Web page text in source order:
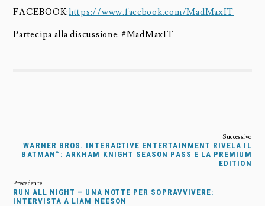
FACEBOOK:https://www.facebook.com/MadMaxIT
Partecipa alla discussione: #MadMaxIT
WARNER BROS. INTERACTIVE ENTERTAINMENT RIVELA IL
BATMAN™: ARKHAM KNIGHT SEASON PASS E LA PREMIUM
EDITION
RUN ALL NIGHT – UNA NOTTE PER SOPRAVVIVERE:
INTERVISTA A LIAM NEESON